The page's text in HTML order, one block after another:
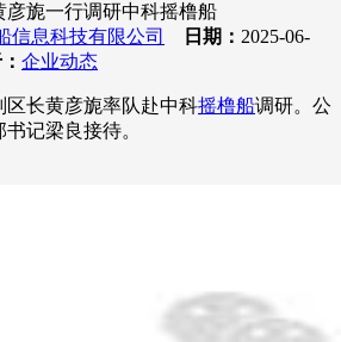
彦旎一行调研中科摇橹船
信息科技有限公司 日期： 2025-06-
企业动态
长黄彦旎率队赴中科摇橹船调研。公
记梁良接待。